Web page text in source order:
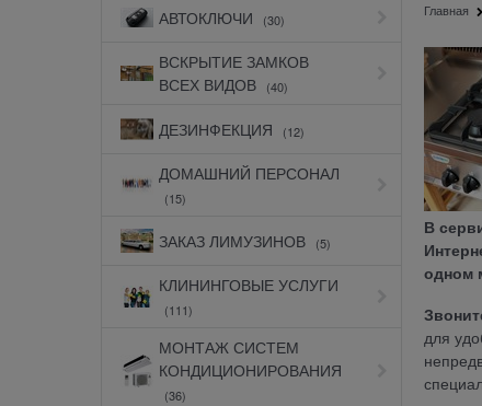
АВТОКЛЮЧИ (30)
ВСКРЫТИЕ ЗАМКОВ
ВСЕХ ВИДОВ
(40)
ДЕЗИНФЕКЦИЯ (12)
ДОМАШНИЙ ПЕРСОНАЛ
(15)
ЗАКАЗ ЛИМУЗИНОВ (5)
КЛИНИНГОВЫЕ УСЛУГИ
(111)
МОНТАЖ СИСТЕМ
КОНДИЦИОНИРОВАНИЯ
(36)
Главная
В
одном
для